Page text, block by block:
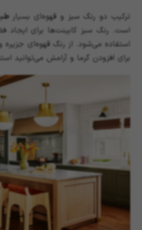
ترکیب دو رنگ سبز و قهوه‌ای بسیار
است. رنگ سبز کابینت‌ها برای ایجاد
استفاده می‌شود. از رنگ قهوه‌ای
برای افزودن گرما و آرامش می‌توانید